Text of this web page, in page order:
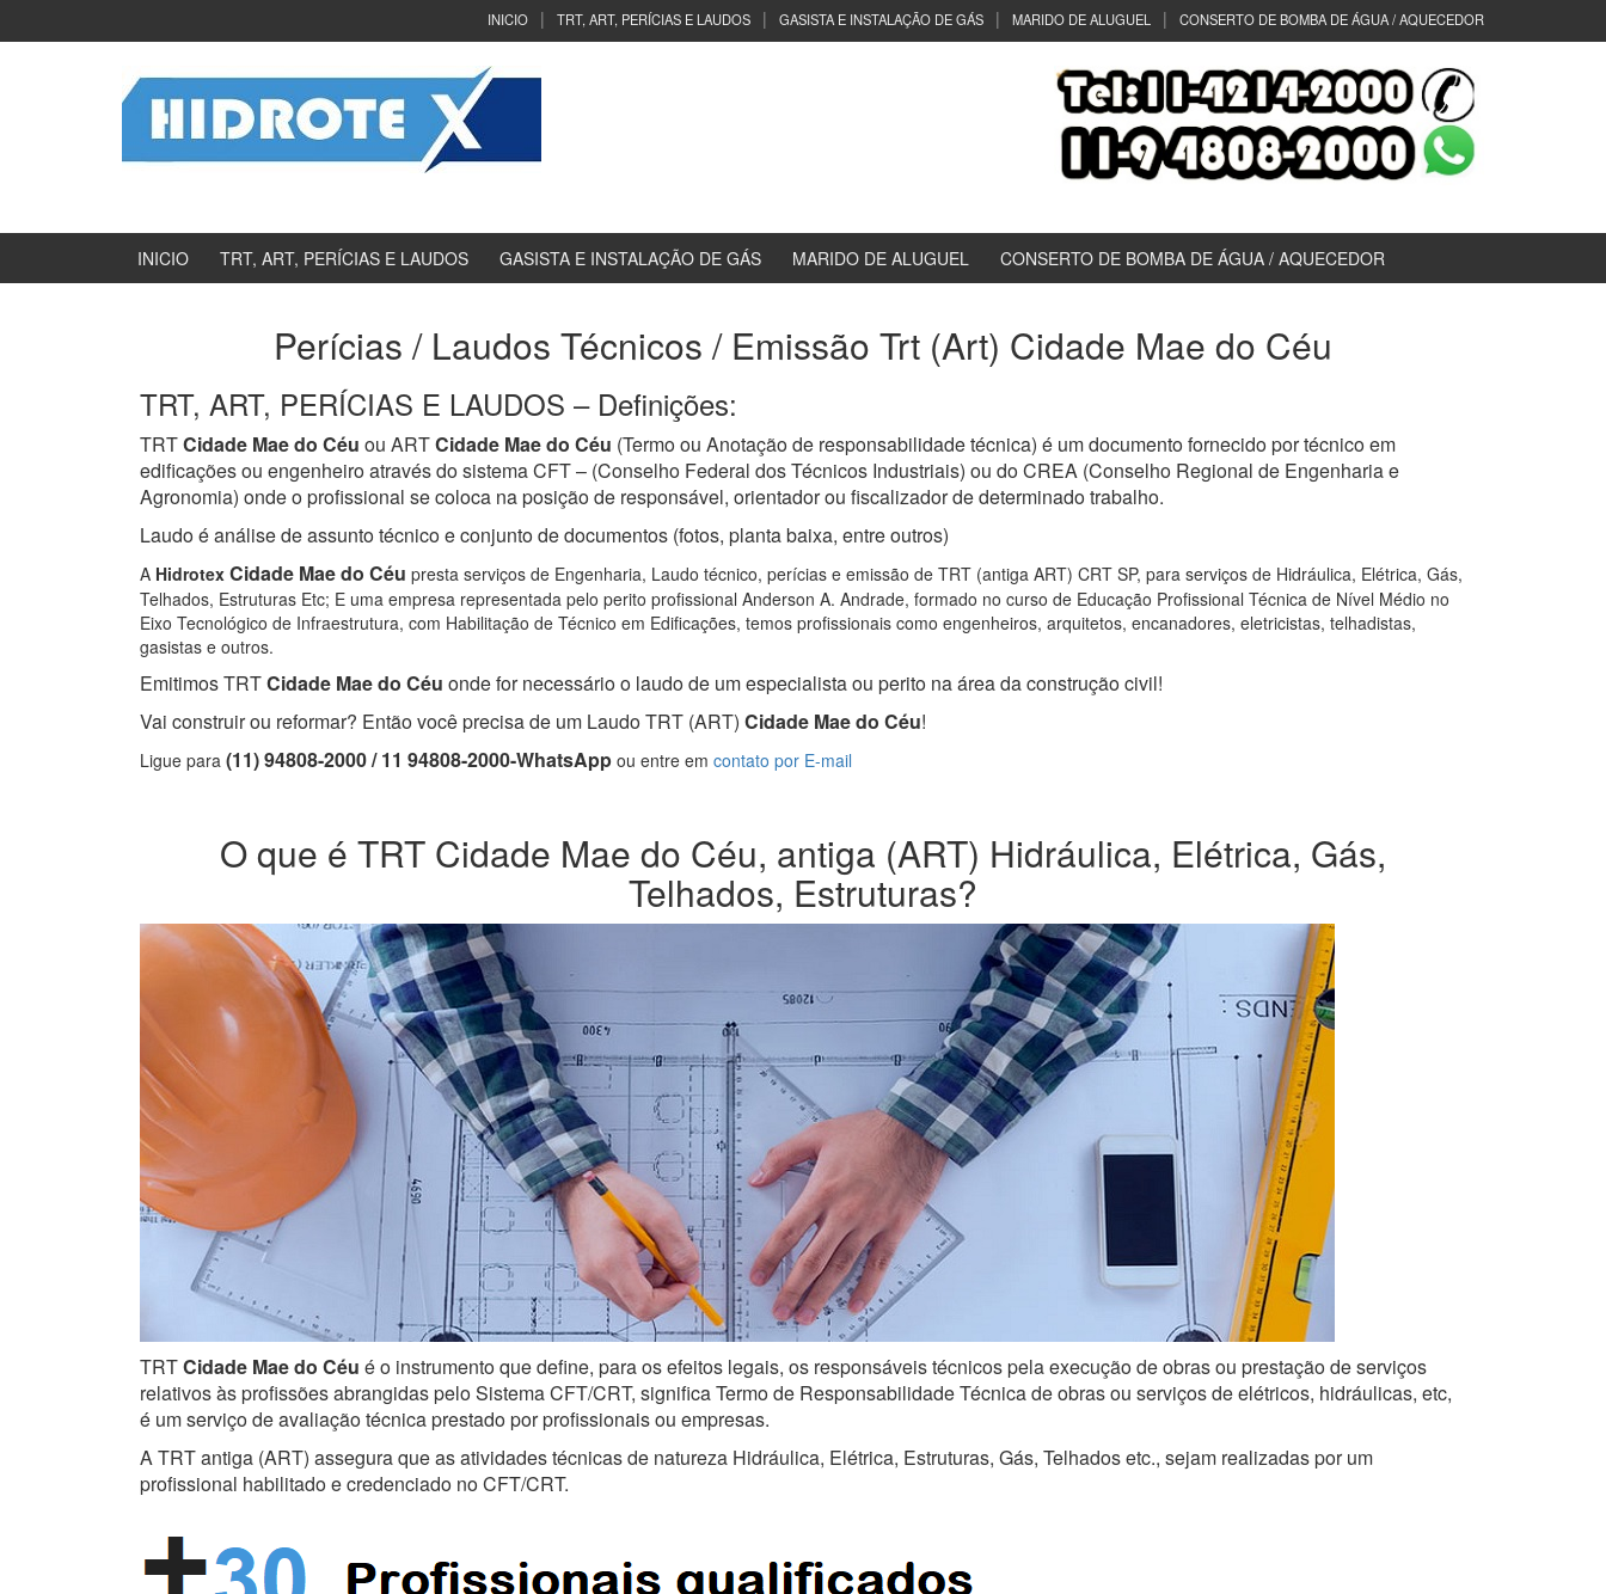
INICIO TRT, ART, PERÍCIAS E LAUDOS GASISTA E INSTALAÇÃO DE GÁS MARIDO DE ALUGUEL CONSERTO DE BOMBA DE ÁGUA / AQUECEDOR
INICIO TRT, ART, PERÍCIAS E LAUDOS GASISTA E INSTALAÇÃO DE GÁS MARIDO DE ALUGUEL CONSERTO DE BOMBA DE ÁGUA / AQUECEDOR
Perícias / Laudos Técnicos / Emissão Trt (Art) Cidade Mae do Céu
TRT, ART, PERÍCIAS E LAUDOS – Definições:
TRTCidade Mae do Céu ou ARTCidade Mae do Céu (Termo ou Anotação de responsabilidade técnica) é um documento fornecido por técnico em
edificações ou engenheiro através do sistema CFT – (Conselho Federal dos Técnicos Industriais) ou do CREA (Conselho Regional de Engenharia e
Agronomia) onde o profissional se coloca na posição de responsável, orientador ou fiscalizador de determinado trabalho.
Laudo é análise de assunto técnico e conjunto de documentos (fotos, planta baixa, entre outros)
A Hidrotex Cidade Mae do Céu presta serviços de Engenharia, Laudo técnico, perícias e emissão de TRT (antiga ART) CRT SP, para serviços de Hidráulica, Elétrica, Gás,
Telhados, Estruturas Etc; E uma empresa representada pelo perito profissional Anderson A. Andrade, formado no curso de Educação Profissional Técnica de Nível Médio no
Eixo Tecnológico de Infraestrutura, com Habilitação de Técnico em Edificações, temos profissionais como engenheiros, arquitetos, encanadores, eletricistas, telhadistas,
gasistas e outros.
Emitimos TRTCidade Mae do Céu onde for necessário o laudo de um especialista ou perito na área da construção civil!
Vai construir ou reformar? Então você precisa de um Laudo TRT (ART) Cidade Mae do Céu!
Ligue para (11) 94808-2000 / 11 94808-2000-WhatsApp ou entre em contato por E-mail
O que é TRT Cidade Mae do Céu, antiga (ART) Hidráulica, Elétrica, Gás,
Telhados, Estruturas?
TRTCidade Mae do Céu é o instrumento que define, para os efeitos legais, os responsáveis técnicos pela execução de obras ou prestação de serviços
relativos às profissões abrangidas pelo Sistema CFT/CRT, significa Termo de Responsabilidade Técnica de obras ou serviços de elétricos, hidráulicas, etc,
é um serviço de avaliação técnica prestado por profissionais ou empresas.
A TRT antiga (ART) assegura que as atividades técnicas de natureza Hidráulica, Elétrica, Estruturas, Gás, Telhados etc., sejam realizadas por um
profissional habilitado e credenciado no CFT/CRT.